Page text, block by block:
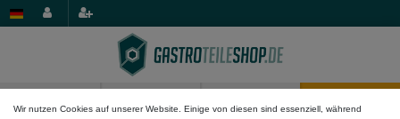
Wir nutzen Cookies auf unserer Website. Einige von diesen sind essenziell, während